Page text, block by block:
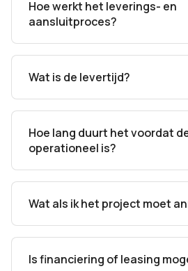
Hoe werkt het leverings- en
aansluitproces?
Wat is de levertijd?
Hoe lang duurt het voordat
operationeel is?
Wat als ik het project moet
Is financiering of leasing